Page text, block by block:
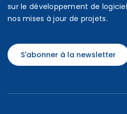
sur le développement de
nos mises à jour de projets.
S'abonner à la newsletter